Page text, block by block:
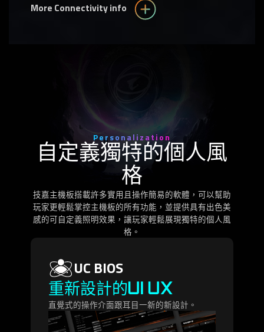
More Connectivity info
Personalization
自定義獨特的個人風
格
技嘉主機板搭載許多實用且操作簡易的軟體，可以幫助
玩家更輕鬆掌控主機板的所有功能，並提供具有出色美
感的可自定義照明效果，讓玩家輕鬆展現獨特的個人風
格。
UC BIOS
重新設計的UI UX
直覺式的操作介面跟耳目一新的新設計。